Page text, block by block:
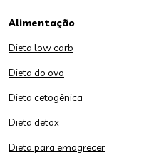
Alimentação
Dieta low carb
Dieta do ovo
Dieta cetogênica
Dieta detox
Dieta para emagrecer